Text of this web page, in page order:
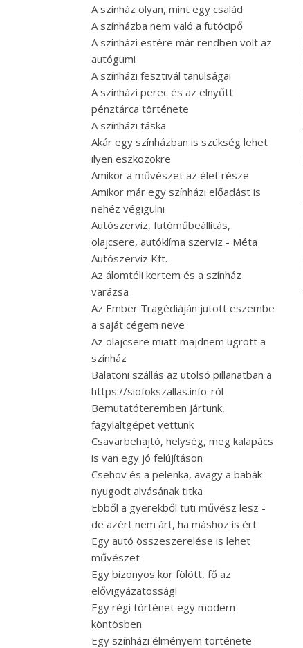
A színház olyan, mint egy család
A színházba nem való a futócipő
A színházi estére már rendben volt az
autógumi
A színházi fesztivál tanulságai
A színházi perec és az elnyűtt
pénztárca története
A színházi táska
Akár egy színházban is szükség lehet
ilyen eszközökre
Amikor a művészet az élet része
Amikor már egy színházi előadást is
nehéz végigülni
Autószerviz, futóműbeállítás,
olajcsere, autóklíma szerviz - Méta
Autószerviz Kft.
Az álomtéli kertem és a színház
varázsa
Az Ember Tragédiáján jutott eszembe
a saját cégem neve
Az olajcsere miatt majdnem ugrott a
színház
Balatoni szállás az utolsó pillanatban a
https://siofokszallas.info-ról
Bemutatóteremben jártunk,
fagylaltgépet vettünk
Csavarbehajtó, helység, meg kalapács
is van egy jó felújításon
Csehov és a pelenka, avagy a babák
nyugodt alvásának titka
Ebből a gyerekből tuti művész lesz -
de azért nem árt, ha máshoz is ért
Egy autó összeszerelése is lehet
művészet
Egy bizonyos kor fölött, fő az
elővigyázatosság!
Egy régi történet egy modern
köntösben
Egy színházi élményem története